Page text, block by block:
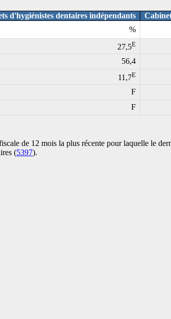
d'hygiénistes dentaires indépendants
%
27,5E
56,4
11,7E
F
F
de 12 mois la plus récente pour laquelle le
(5397).